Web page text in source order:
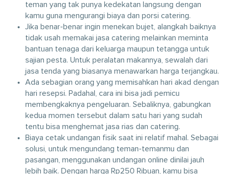
teman yang tak punya kedekatan langsung dengan
kamu guna mengurangi biaya dan porsi catering.
Jika benar-benar ingin menekan bujet, alangkah baiknya
tidak usah memakai jasa catering melainkan meminta
bantuan tenaga dari keluarga maupun tetangga untuk
sajian pesta. Untuk peralatan makannya, sewalah dari
jasa tenda yang biasanya menawarkan harga terjangkau.
Ada sebagian orang yang memisahkan hari akad dengan
hari resepsi. Padahal, cara ini bisa jadi pemicu
membengkaknya pengeluaran. Sebaliknya, gabungkan
kedua momen tersebut dalam satu hari yang sudah
tentu bisa menghemat jasa rias dan catering.
Biaya cetak undangan fisik saat ini relatif mahal. Sebagai
solusi, untuk mengundang teman-temanmu dan
pasangan, menggunakan undangan online dinilai jauh
lebih baik. Dengan harga Rp250 Ribuan, kamu bisa